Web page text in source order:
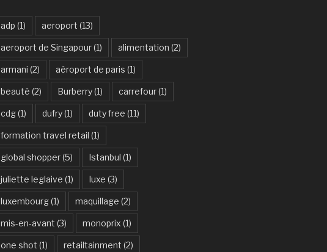
adp (1) aeroport (13)
aeroport de Singapour(1) alimentation (2)
armani (2) aéroport de paris (1)
beauté (2) Burberry(1) carrefour(1)
cdg(1) dufry(1) duty free (11)
formation travel retail (1)
global shopper(5) Istanbul (1)
juliette leglaive (1) luxe (3)
luxembourg(1) maquillage (2)
mis-en-avant (3) monoprix (1)
one shot (1) retailtainment (2)